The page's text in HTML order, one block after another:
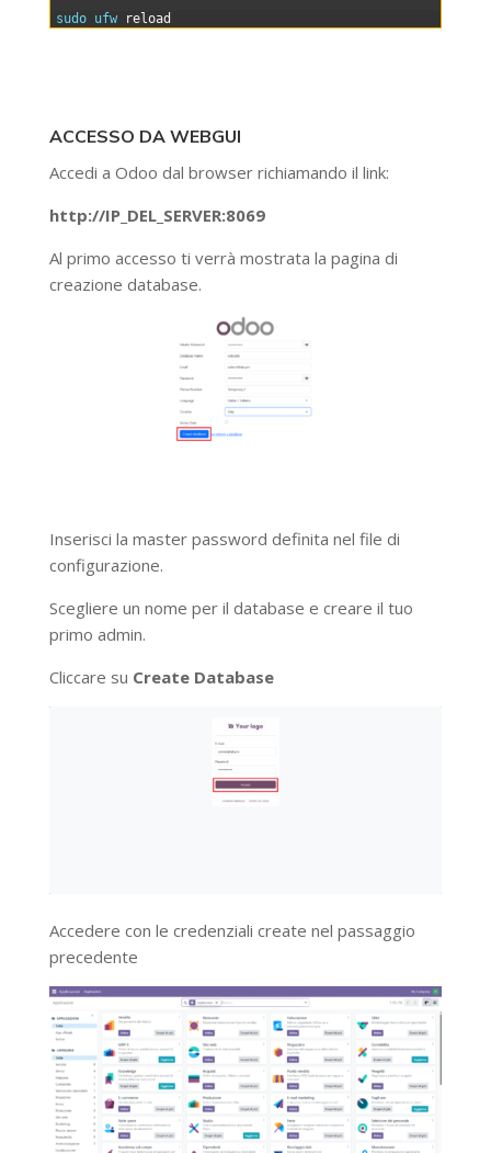
sudo ufw reload
ACCESSO DA WEBGUI
Accedi a Odoo dal browser richiamando il link:
http://IP_DEL_SERVER:8069
Al primo accesso ti verrà mostrata la pagina di
creazione database.
Inserisci la master password definita nel file di
configurazione.
Scegliere un nome per il database e creare il tuo
primo admin.
Cliccare su Create Database
Accedere con le credenziali create nel passaggio
precedente